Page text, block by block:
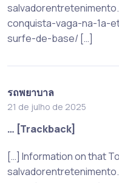
conquista-vaga-na-1a-
surfe-de-base/ […]
รถพยาบาล
21 de julho de 2025
… [Trackback]
[…] Information on that